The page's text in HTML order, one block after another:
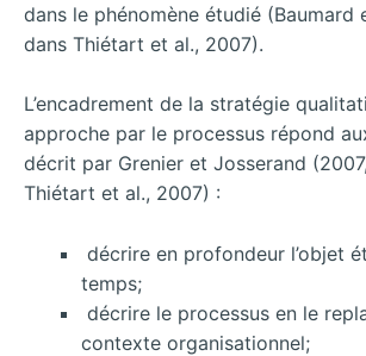
dans le phénomène étudié (Baumard
dans Thiétart et al., 2007).
L’encadrement de la stratégie
approche par le processus répond
décrit par Grenier et Josserand
Thiétart et al., 2007) :
décrire en profondeur l’objet
temps;
décrire le processus en le
contexte organisationnel;